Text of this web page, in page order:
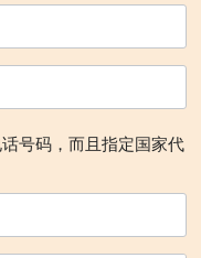
号码，而且指定国家代